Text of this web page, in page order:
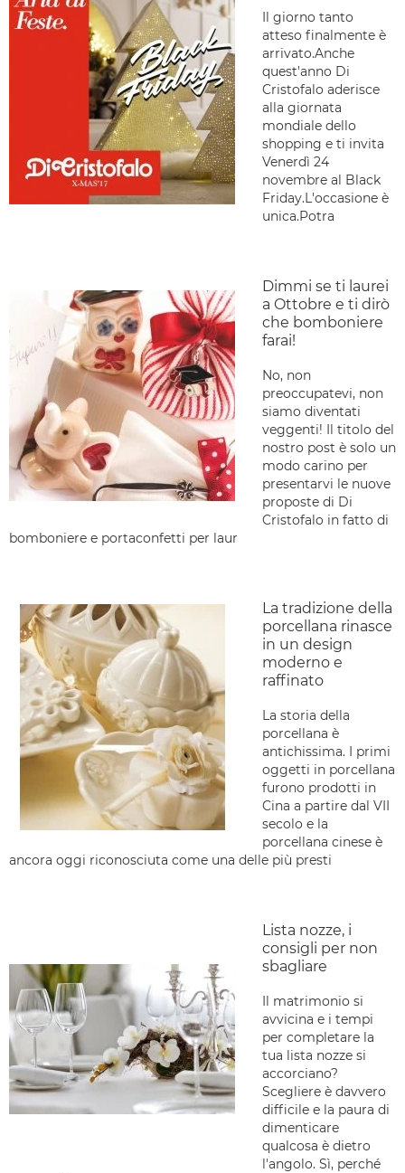
Il giorno tanto
atteso finalmente è
arrivato.Anche
quest'anno Di
Cristofalo aderisce
alla giornata
mondiale dello
shopping e ti invita
Venerdì 24
novembre al Black
Friday.L'occasione è
unica.Potra
Dimmi se ti laurei
a Ottobre e ti dirò
che bomboniere
farai!
No, non
preoccupatevi, non
siamo diventati
veggenti! Il titolo del
nostro post è solo un
modo carino per
presentarvi le nuove
proposte di Di
Cristofalo in fatto di
bomboniere e portaconfetti per laur
La tradizione della
porcellana rinasce
in un design
moderno e
raffinato
La storia della
porcellana è
antichissima. I primi
oggetti in porcellana
furono prodotti in
Cina a partire dal VII
secolo e la
porcellana cinese è
ancora oggi riconosciuta come una delle più presti
Lista nozze, i
consigli per non
sbagliare
Il matrimonio si
avvicina e i tempi
per completare la
tua lista nozze si
accorciano?
Scegliere è davvero
difficile e la paura di
dimenticare
qualcosa è dietro
l'angolo. Sì, perché